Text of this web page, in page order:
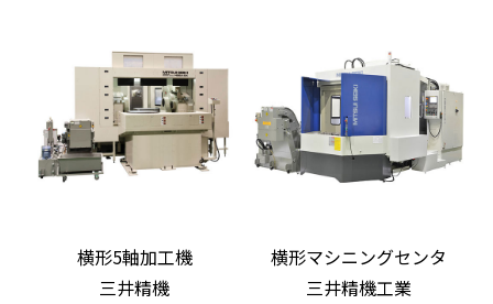
横形5軸加工機
三井精機
横形マシニングセンタ
三井精機工業